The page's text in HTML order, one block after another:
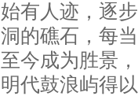
始有人迹，逐
洞的礁石，每
至今成为胜景
明代鼓浪屿得